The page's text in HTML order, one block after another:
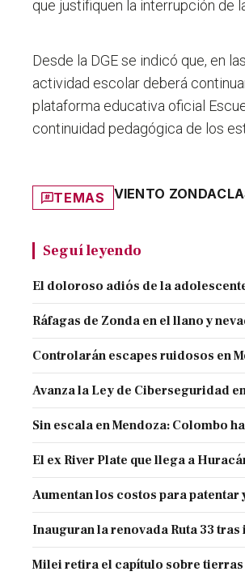
que justifiquen la interrupción de
Desde la DGE se indicó que, en
actividad escolar deberá
plataforma educativa oficial
continuidad pedagógica de los
TEMAS VIENTO ZONDA
Seguí leyendo
El doloroso adiós de la
Ráfagas de Zonda en el llano y
Controlarán escapes ruidosos en
Avanza la Ley de Ciberseguridad
Sin escala en Mendoza: Colombo
El ex River Plate que llega a
Aumentan los costos para
Inauguran la renovada Ruta 33
Milei retira el capítulo sobre